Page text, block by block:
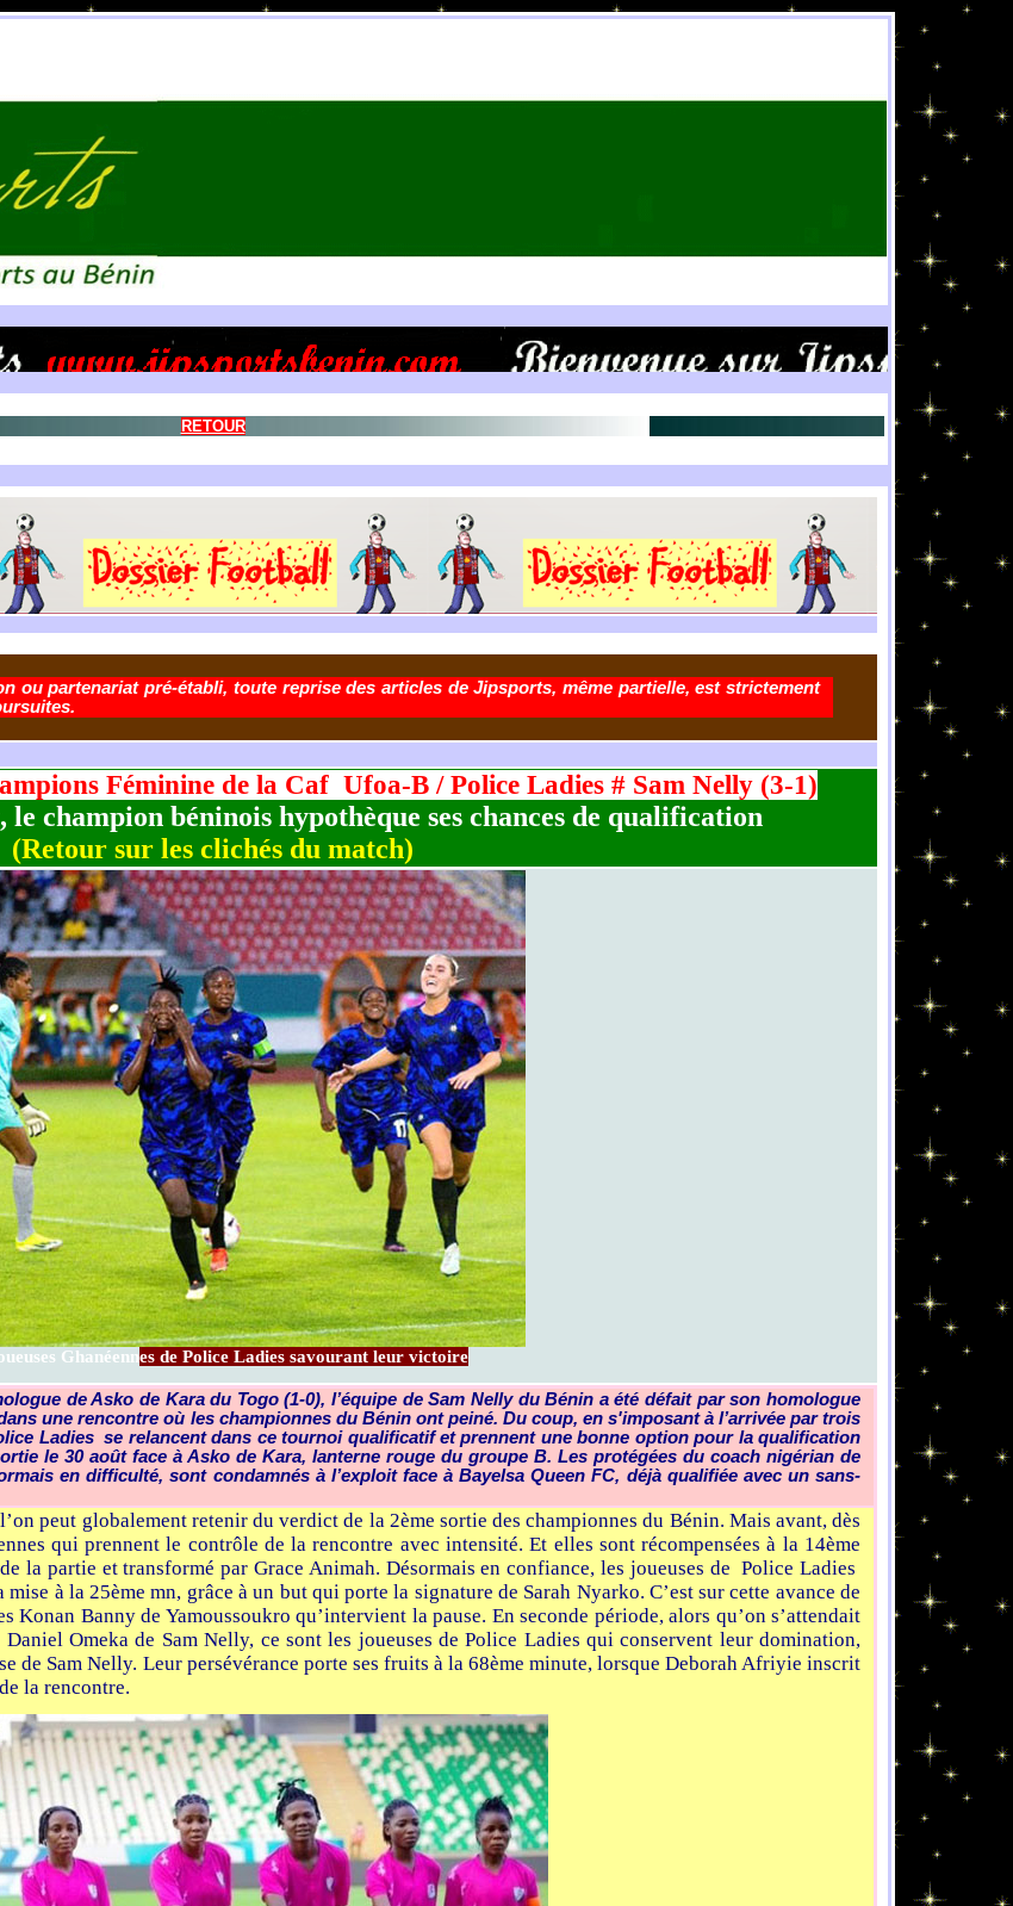
RETOUR
ou partenariat pré-établi, toute reprise des articles de Jipsports, même partielle, est strictement
Féminine de la Caf Ufoa-B / Police Ladies # Sam Nelly (3-1)
le champion béninois hypothèque ses chances de qualification
(Retour sur les clichés du match)
Ghanéennes de Police Ladies savourant leur victoire
de Asko de Kara du Togo (1-0), l’équipe de Sam Nelly du Bénin a été défait par son homologue
une rencontre où les championnes du Bénin ont peiné. Du coup, en s'imposant à l’arrivée par trois
Ladies se relancent dans ce tournoi qualificatif et prennent une bonne option pour la qualification
le 30 août face à Asko de Kara, lanterne rouge du groupe B. Les protégées du coach nigérian de
en difficulté, sont condamnés à l’exploit face à Bayelsa Queen FC, déjà qualifiée avec un sans-
peut globalement retenir du verdict de la 2ème sortie des championnes du Bénin. Mais avant, dès
qui prennent le contrôle de la rencontre avec intensité. Et elles sont récompensées à la 14ème
la partie et transformé par Grace Animah. Désormais en confiance, les joueuses de Police Ladies
à la 25ème mn, grâce à un but qui porte la signature de Sarah Nyarko. C’est sur cette avance de
Banny de Yamoussoukro qu’intervient la pause. En seconde période, alors qu’on s’attendait
Omeka de Sam Nelly, ce sont les joueuses de Police Ladies qui conservent leur domination,
de Sam Nelly. Leur persévérance porte ses fruits à la 68ème minute, lorsque Deborah Afriyie inscrit
la rencontre.